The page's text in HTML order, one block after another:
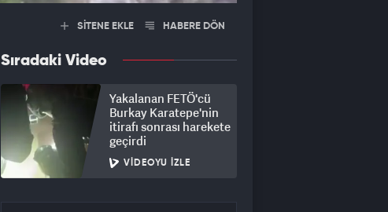
SİTENE EKLE HABERE DÖN
Sıradaki Video
Yakalanan FETÖ'cü
Burkay Karatepe'nin
itirafı sonrası harekete
geçirdi
VIDEOYU İZLE